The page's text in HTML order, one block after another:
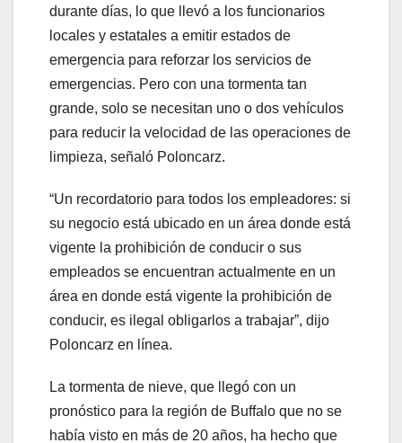
durante días, lo que llevó a los funcionarios
locales y estatales a emitir estados de
emergencia para reforzar los servicios de
emergencias. Pero con una tormenta tan
grande, solo se necesitan uno o dos vehículos
para reducir la velocidad de las operaciones de
limpieza, señaló Poloncarz.
“Un recordatorio para todos los empleadores: si
su negocio está ubicado en un área donde está
vigente la prohibición de conducir o sus
empleados se encuentran actualmente en un
área en donde está vigente la prohibición de
conducir, es ilegal obligarlos a trabajar”, ​​dijo
Poloncarz en línea.
La tormenta de nieve, que llegó con un
pronóstico para la región de Buffalo que no se
había visto en más de 20 años, ha hecho que